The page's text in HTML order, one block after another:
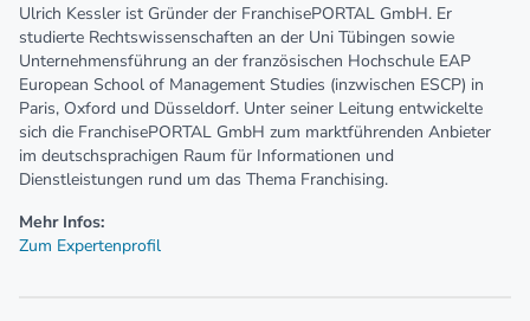
Ulrich Kessler ist Gründer der FranchisePORTAL GmbH. Er
studierte Rechtswissenschaften an der Uni Tübingen sowie
Unternehmensführung an der französischen Hochschule EAP
European School of Management Studies (inzwischen ESCP) in
Paris, Oxford und Düsseldorf. Unter seiner Leitung entwickelte
sich die FranchisePORTAL GmbH zum marktführenden Anbieter
im deutschsprachigen Raum für Informationen und
Dienstleistungen rund um das Thema Franchising.
Mehr Infos:
Zum Expertenprofil